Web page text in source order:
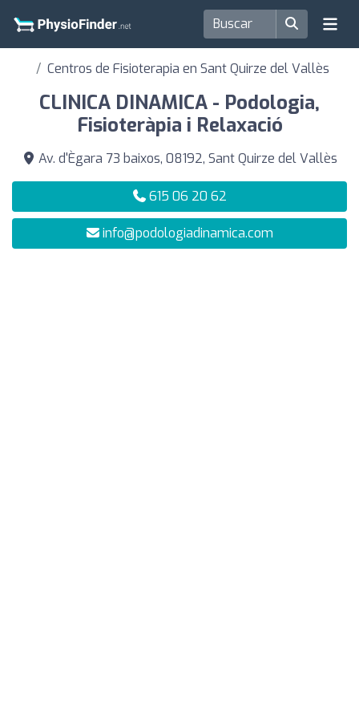
Centros de Fisioterapia en Sant Quirze del Vallès
CLINICA DINAMICA - Podologia,
Fisioteràpia i Relaxació
Av. d'Ègara 73 baixos, 08192, Sant Quirze del Vallès
615 06 20 62
info@podologiadinamica.com